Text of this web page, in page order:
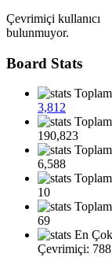
Çevrimiçi kullanıcı
bulunmuyor.
Board Stats
3,812
190,823
6,588
10
69
En Çok
Çevrimiçi: 788